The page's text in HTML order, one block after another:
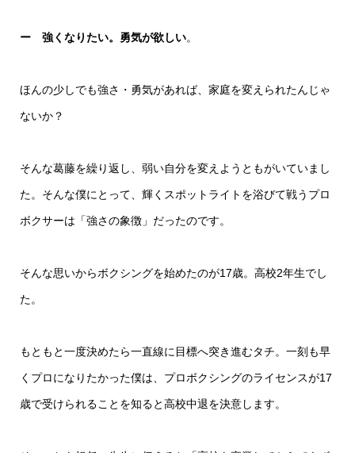
ー 強くなりたい。勇気が欲しい。
ほんの少しでも強さ・勇気があれば、家庭を変えられたんじゃ
ないか？
そんな葛藤を繰り返し、弱い自分を変えようともがいていまし
た。そんな僕にとって、輝くスポットライトを浴びて戦うプロ
ボクサーは「強さの象徴」だったのです。
そんな思いからボクシングを始めたのが17歳。高校2年生でし
た。
もともと一度決めたら一直線に目標へ突き進むタチ。一刻も早
くプロになりたかった僕は、プロボクシングのライセンスが17
歳で受けられることを知ると高校中退を決意します。